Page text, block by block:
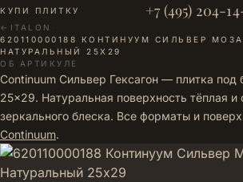
КУПИ ПЛИТКУ +7 (495) 204-
← ITALON ·
620110000188 КОНТИНУУМ СИЛЬВЕР
НАТУРАЛЬНЫЙ 25Х29
ОБ АРТИКУЛЕ
Continuum Сильвер Гексагон — плитка под
25×29. Натуральная поверхность тёплая и
зеркального блеска. Все форматы и
Continuum.